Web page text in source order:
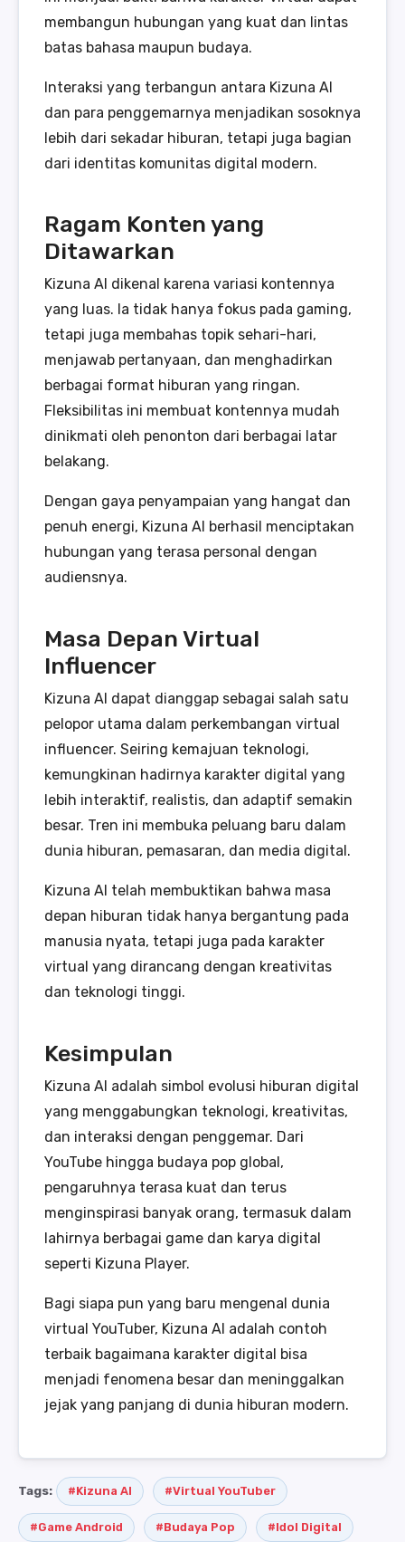
membangun hubungan yang kuat dan lintas
batas bahasa maupun budaya.
Interaksi yang terbangun antara Kizuna AI
dan para penggemarnya menjadikan sosoknya
lebih dari sekadar hiburan, tetapi juga bagian
dari identitas komunitas digital modern.
Ragam Konten yang
Ditawarkan
Kizuna AI dikenal karena variasi kontennya
yang luas. Ia tidak hanya fokus pada gaming,
tetapi juga membahas topik sehari-hari,
menjawab pertanyaan, dan menghadirkan
berbagai format hiburan yang ringan.
Fleksibilitas ini membuat kontennya mudah
dinikmati oleh penonton dari berbagai latar
belakang.
Dengan gaya penyampaian yang hangat dan
penuh energi, Kizuna AI berhasil menciptakan
hubungan yang terasa personal dengan
audiensnya.
Masa Depan Virtual
Influencer
Kizuna AI dapat dianggap sebagai salah satu
pelopor utama dalam perkembangan virtual
influencer. Seiring kemajuan teknologi,
kemungkinan hadirnya karakter digital yang
lebih interaktif, realistis, dan adaptif semakin
besar. Tren ini membuka peluang baru dalam
dunia hiburan, pemasaran, dan media digital.
Kizuna AI telah membuktikan bahwa masa
depan hiburan tidak hanya bergantung pada
manusia nyata, tetapi juga pada karakter
virtual yang dirancang dengan kreativitas
dan teknologi tinggi.
Kesimpulan
Kizuna AI adalah simbol evolusi hiburan digital
yang menggabungkan teknologi, kreativitas,
dan interaksi dengan penggemar. Dari
YouTube hingga budaya pop global,
pengaruhnya terasa kuat dan terus
menginspirasi banyak orang, termasuk dalam
lahirnya berbagai game dan karya digital
seperti Kizuna Player.
Bagi siapa pun yang baru mengenal dunia
virtual YouTuber, Kizuna AI adalah contoh
terbaik bagaimana karakter digital bisa
menjadi fenomena besar dan meninggalkan
jejak yang panjang di dunia hiburan modern.
Tags: #Kizuna AI #Virtual YouTuber
#Game Android #Budaya Pop #Idol Digital